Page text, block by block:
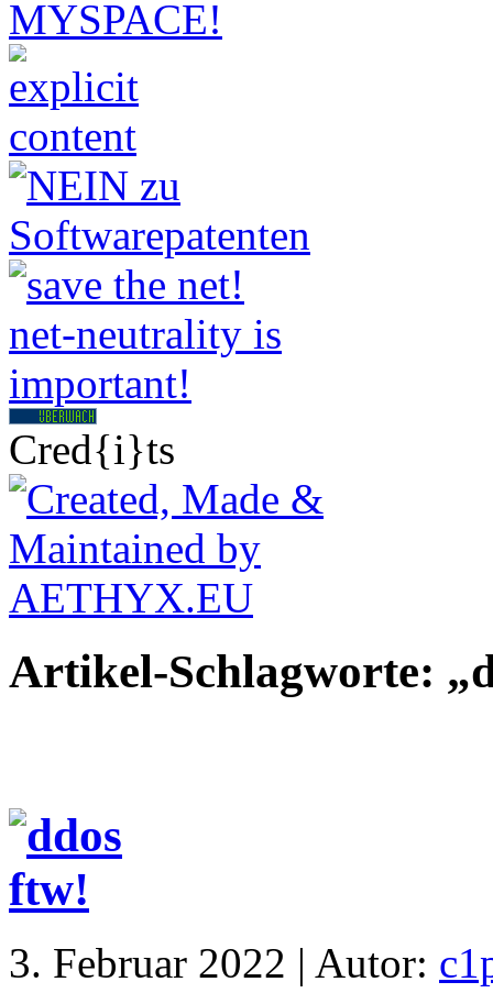
Cred{i}ts
Artikel-Schlagworte:
3. Februar 2022 | Autor: